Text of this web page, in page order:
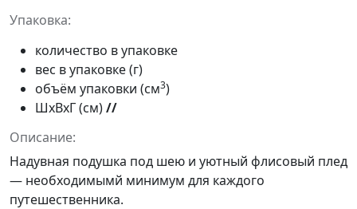
Упаковка:
количество в упаковке
вес в упаковке (г)
объём упаковки (см3)
ШxВxГ (см)//
Описание:
Надувная подушка под шею и уютный флисовый плед
— необходимымй минимум для каждого
путешественника.